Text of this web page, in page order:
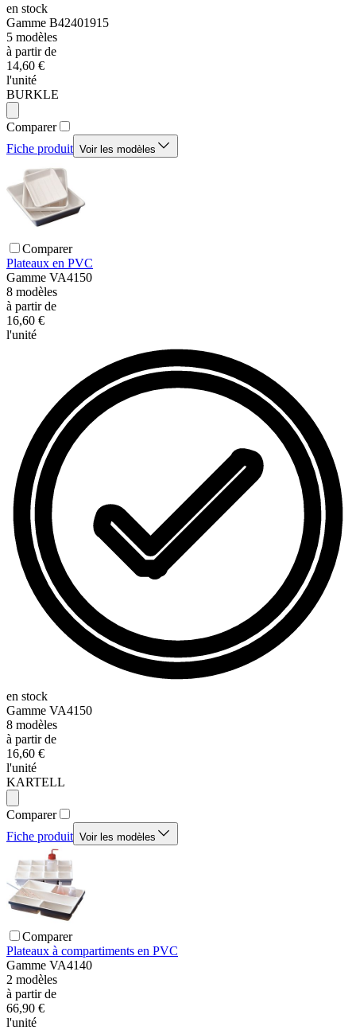
en stock
Gamme B42401915
5 modèles
à partir de
14,60 €
l'unité
BURKLE
Comparer
Fiche produit Voir les modèles
Comparer
Plateaux en PVC
Gamme VA4150
8 modèles
à partir de
16,60 €
l'unité
en stock
Gamme VA4150
8 modèles
à partir de
16,60 €
l'unité
KARTELL
Comparer
Fiche produit Voir les modèles
Comparer
Plateaux à compartiments en PVC
Gamme VA4140
2 modèles
à partir de
66,90 €
l'unité